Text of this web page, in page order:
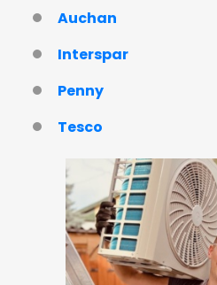
Auchan
Interspar
Penny
Tesco